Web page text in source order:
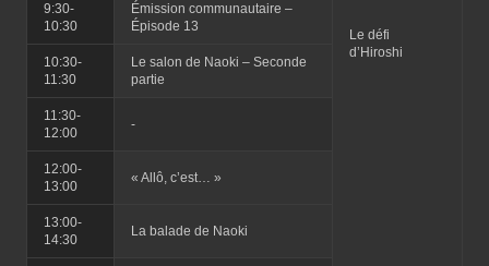
Le défi
d’Hiroshi
9:30-
10:30
Émission communautaire –
Épisode 13
10:30-
11:30
Le salon de Naoki – Seconde
partie
11:30-
12:00
‐
12:00-
13:00
« Allô, c’est… »
13:00-
14:30
La balade de Naoki